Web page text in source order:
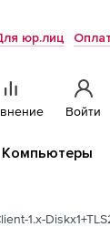
юр.лиц
Войти
Компьютеры
1.x-